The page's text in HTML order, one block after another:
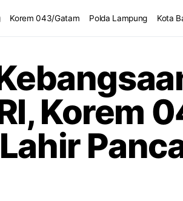
Korem 043/Gatam Polda Lampung Kota
Korem